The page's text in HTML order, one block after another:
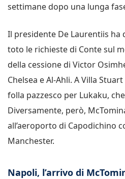
settimane dopo una lunga
Il presidente De Laurentiis ha
toto le richieste di Conte sul
della cessione di Victor
Chelsea e Al-Ahli. A Villa
folla pazzesco per Lukaku,
Diversamente, però,
all’aeroporto di Capodichino
Manchester.
Napoli, l’arrivo di